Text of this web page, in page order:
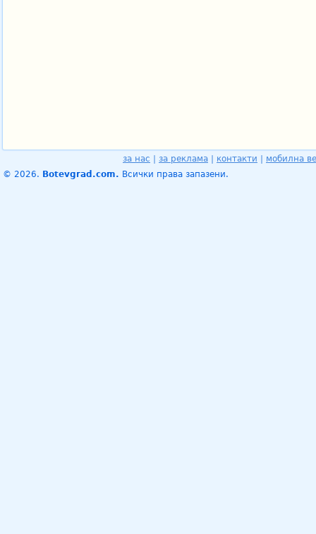
за нас за реклама контакти
мобилна
© 2026. Botevgrad.com. Всички права запазени.